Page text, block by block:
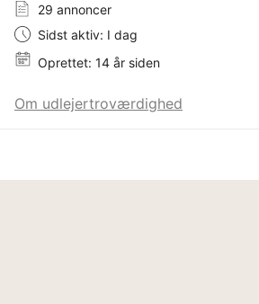
29 annoncer
Sidst aktiv: I dag
Oprettet: 14 år siden
Om udlejertroværdighed